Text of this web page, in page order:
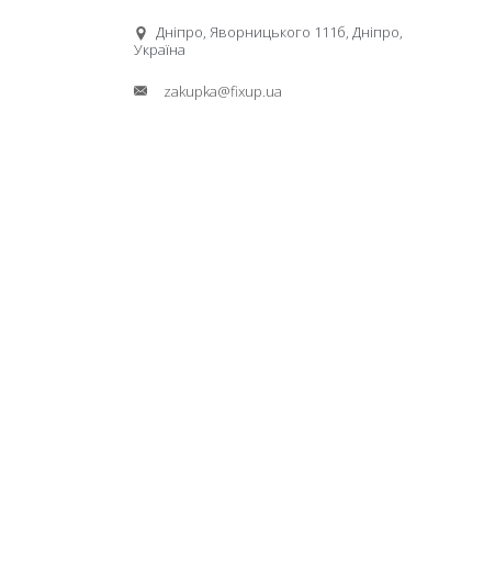
Дніпро, Яворницького 111б, Дніпро,
Україна
zakupka@fixup.ua